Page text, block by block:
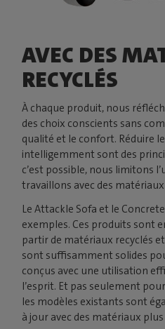
AVEC DES
RECYCLÉS
À chaque produit, nous
des choix conscients sans
qualité et le confort. Réduire
intelligemment sont des
c’est possible, nous limitons
travaillons avec des
Le Attackle Sofa et le
exemples. Ces produits sont
partir de matériaux recyclés
sont suffisamment solides
conçus avec une utilisation
l’esprit. Et pas seulement
les modèles existants sont
à jour avec des matériaux